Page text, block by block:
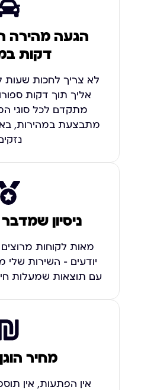
דקות
לא צריך לחכות שעות
אליך תוך דקות
מתקדם לכל סוגי
מתבצעת במהירות,
ניסיון
מאות לקוחות
יודעים – השירות שלי
עם תוצאות שמעלות
מחיר
אין הפתעות, אין